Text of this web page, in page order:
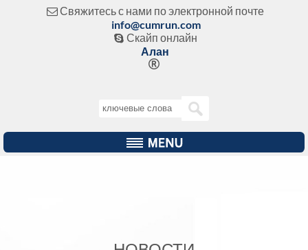
 Свяжитесь с нами по электронной почте
info@cumrun.com
 Скайп онлайн
Алан
